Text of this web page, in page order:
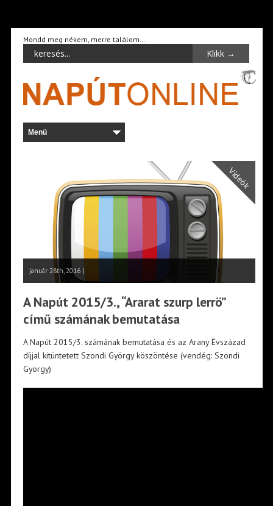
Mondd meg nékem, merre találom…
Videók
január 28th, 2016 |
A Napút 2015/3., “Ararat szurp lerrö”
című számának bemutatása
A Napút 2015/3. számának bemutatása és az Arany Évszázad
díjjal kitüntetett Szondi György köszöntése (vendég: Szondi
György)